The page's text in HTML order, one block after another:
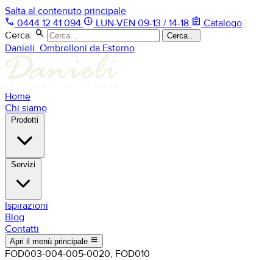
Salta al contenuto principale
phone 0444 12 41 094 nest_clock_farsight_analog LUN-VEN 09-13 / 14-18 assignment Catalogo
Cerca: search Cerca…
Danieli. Ombrelloni da Esterno
Home
Chi siamo
Prodotti
Servizi
Ispirazioni
Blog
Contatti
Apri il menù principale menu
FOD003-004-005-0020, FOD010